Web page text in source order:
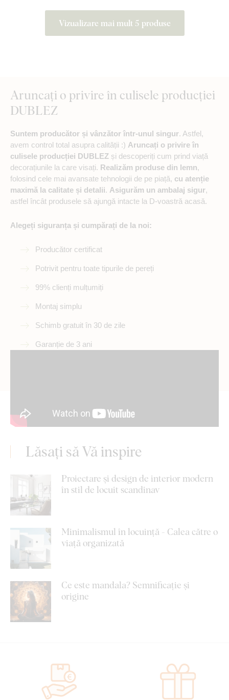
Vizualizare mai mult 5 produse
Aruncați o privire în culisele producției
DUBLEZ
Suntem producător și vânzător într-unul singur. Astfel,
avem control total asupra calității :) Aruncați o privire în
culisele producției DUBLEZ și descoperiți cum prind viață
decorațiunile la care visați. Realizăm produse din lemn,
folosind cele mai avansate tehnologii de pe piață, cu atenție
maximă la calitate și detalii. Asigurăm un ambalaj sigur,
astfel încât produsele să ajungă intacte la D-voastră acasă.
Alegeți siguranța și cumpărați de la noi:
Producător certificat
Potrivit pentru toate tipurile de pereți
99% clienți mulțumiți
Montaj simplu
Schimb gratuit în 30 de zile
Garanție de 3 ani
Lăsați să Vă inspire
Proiectare și design de interior modern
în stil de locuit scandinav
Minimalismul în locuință - Calea către o
viață organizată
Ce este mandala? Semnificație și
origine